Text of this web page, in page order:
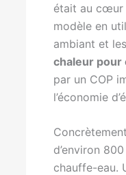
était au cœur
modèle en
ambiant et
chaleur pour
par un COP
l’économie
d’environ
chauffe-eau.